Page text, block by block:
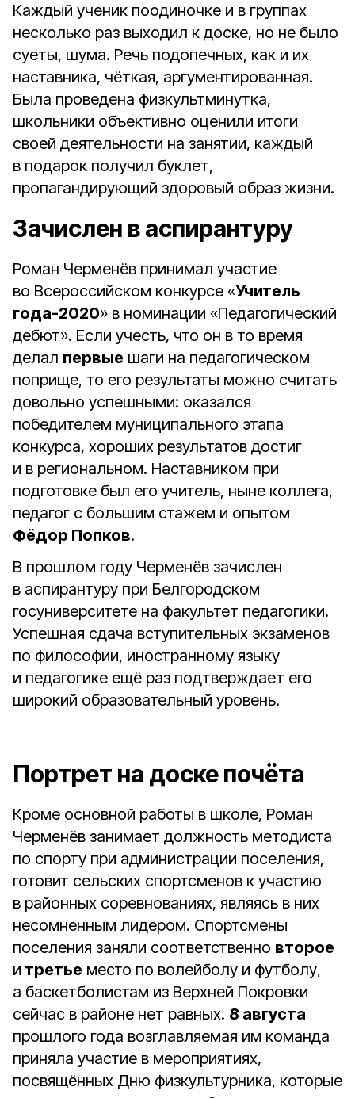
Каждый ученик поодиночке и в группах
несколько раз выходил к доске, но не было
суеты, шума. Речь подопечных, как и их
наставника, чёткая, аргументированная.
Была проведена физкультминутка,
школьники объективно оценили итоги
своей деятельности на занятии, каждый
в подарок получил буклет,
пропагандирующий здоровый образ жизни.
Зачислен в аспирантуру
Роман Черменёв принимал участие
во Всероссийском конкурсе «Учитель
года-2020» в номинации «Педагогический
дебют». Если учесть, что он в то время
делал первые шаги на педагогическом
поприще, то его результаты можно считать
довольно успешными: оказался
победителем муниципального этапа
конкурса, хороших результатов достиг
и в региональном. Наставником при
подготовке был его учитель, ныне коллега,
педагог с большим стажем и опытом
Фёдор Попков.
В прошлом году Черменёв зачислен
в аспирантуру при Белгородском
госуниверситете на факультет педагогики.
Успешная сдача вступительных экзаменов
по философии, иностранному языку
и педагогике ещё раз подтверждает его
широкий образовательный уровень.
Портрет на доске почёта
Кроме основной работы в школе, Роман
Черменёв занимает должность методиста
по спорту при администрации поселения,
готовит сельских спортсменов к участию
в районных соревнованиях, являясь в них
несомненным лидером. Спортсмены
поселения заняли соответственно второе
и третье место по волейболу и футболу,
а баскетболистам из Верхней Покровки
сейчас в районе нет равных. 8 августа
прошлого года возглавляемая им команда
приняла участие в мероприятиях,
посвящённых Дню физкультурника, которые